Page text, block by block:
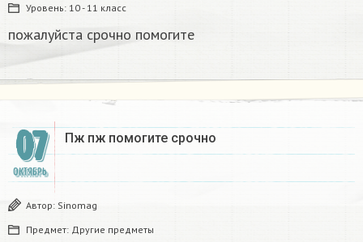
Уровень: 10 - 11 класс
пожалуйста срочно помогите​
07
ОКТЯБРЬ
Пж пж помогите срочно​
Автор: Sinomag
Предмет: Другие предметы